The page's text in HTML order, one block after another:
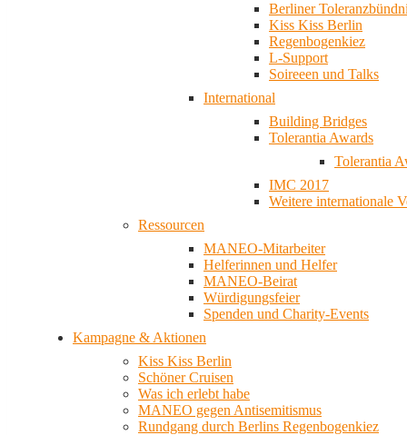
Berliner
Kiss Kiss Berlin
Regenbogenkiez
L-Support
Soireeen und Talks
International
Building Bridges
Tolerantia Awards
Tolerantia
IMC 2017
Weitere internationale
Ressourcen
MANEO-Mitarbeiter
Helferinnen und Helfer
MANEO-Beirat
Würdigungsfeier
Spenden und Charity-Events
Kampagne & Aktionen
Kiss Kiss Berlin
Schöner Cruisen
Was ich erlebt habe
MANEO gegen Antisemitismus
Rundgang durch Berlins Regenbogenkiez